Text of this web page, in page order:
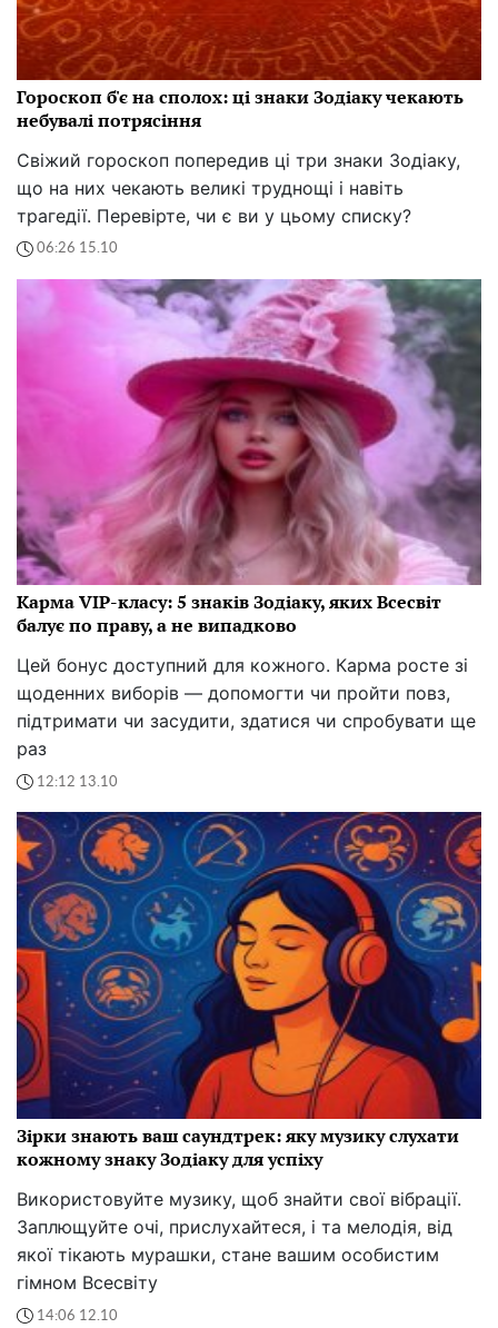
Гороскоп б'є на сполох: ці знаки Зодіаку чекають
небувалі потрясіння
Свіжий гороскоп попередив ці три знаки Зодіаку,
що на них чекають великі труднощі і навіть
трагедії. Перевірте, чи є ви у цьому списку?
06:26 15.10
Карма VIP-класу: 5 знаків Зодіаку, яких Всесвіт
балує по праву, а не випадково
Цей бонус доступний для кожного. Карма росте зі
щоденних виборів — допомогти чи пройти повз,
підтримати чи засудити, здатися чи спробувати ще
раз
12:12 13.10
Зірки знають ваш саундтрек: яку музику слухати
кожному знаку Зодіаку для успіху
Використовуйте музику, щоб знайти свої вібрації.
Заплющуйте очі, прислухайтеся, і та мелодія, від
якої тікають мурашки, стане вашим особистим
гімном Всесвіту
14:06 12.10